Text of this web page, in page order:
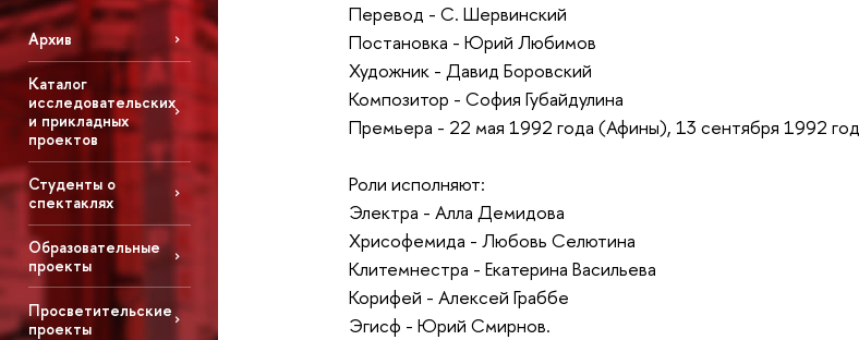
Архив
Каталог
исследовательских
и прикладных
проектов
Студенты о
спектаклях
Образовательные
проекты
Просветительские
проекты
Перевод - С. Шервинский
Постановка - Юрий Любимов
Художник - Давид Боровский
Композитор - София Губайдулина
Премьера - 22 мая 1992 года (Афины), 13 сентября 1992
Роли исполняют:
Электра - Алла Демидова
Хрисофемида - Любовь Селютина
Клитемнестра - Екатерина Васильева
Корифей - Алексей Граббе
Эгисф - Юрий Смирнов.